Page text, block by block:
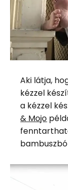
Aki látja,
kézzel
a kézzel
& Mojo